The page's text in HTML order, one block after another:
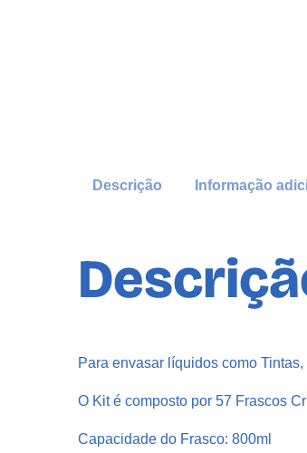
Descrição
Informação
Para envasar líquidos como
O Kit é composto por 57 Frascos
Capacidade do Frasco: 800ml